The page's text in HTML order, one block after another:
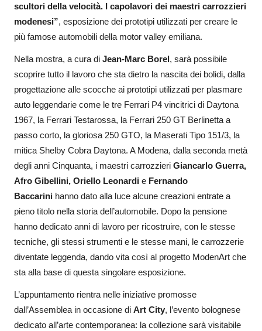
scultori della velocità. I capolavori dei maestri carrozzieri
modenesi”, esposizione dei prototipi utilizzati per creare le
più famose automobili della motor valley emiliana.
Nella mostra, a cura di Jean-Marc Borel, sarà possibile
scoprire tutto il lavoro che sta dietro la nascita dei bolidi, dalla
progettazione alle scocche ai prototipi utilizzati per plasmare
auto leggendarie come le tre Ferrari P4 vincitrici di Daytona
1967, la Ferrari Testarossa, la Ferrari 250 GT Berlinetta a
passo corto, la gloriosa 250 GTO, la Maserati Tipo 151/3, la
mitica Shelby Cobra Daytona. A Modena, dalla seconda metà
degli anni Cinquanta, i maestri carrozzieri Giancarlo Guerra,
Afro Gibellini, Oriello Leonardi e Fernando
Baccarini hanno dato alla luce alcune creazioni entrate a
pieno titolo nella storia dell’automobile. Dopo la pensione
hanno dedicato anni di lavoro per ricostruire, con le stesse
tecniche, gli stessi strumenti e le stesse mani, le carrozzerie
diventate leggenda, dando vita così al progetto ModenArt che
sta alla base di questa singolare esposizione.
L’appuntamento rientra nelle iniziative promosse
dall’Assemblea in occasione di Art City, l’evento bolognese
dedicato all’arte contemporanea: la collezione sarà visitabile